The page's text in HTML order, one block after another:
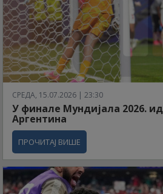
СРЕДА, 15.07.2026 | 23:30
У финале Мундијала 2026.
Аргентина
ПРОЧИТАЈ ВИШЕ